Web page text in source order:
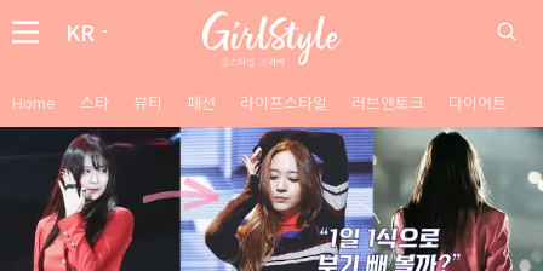
KR
Home 스타 뷰티 패션 라이프스타일 러브앤토크 다이어트